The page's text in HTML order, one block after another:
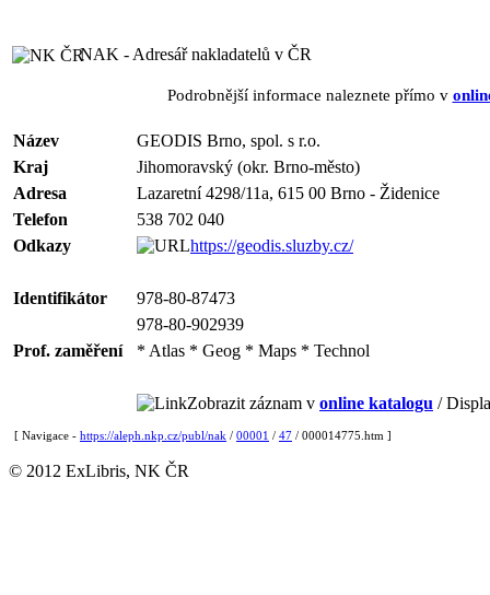
NAK - Adresář nakladatelů v ČR
Podrobnější informace naleznete přímo v
Název
GEODIS Brno, spol. s r.o.
Kraj
Jihomoravský (okr. Brno-město)
Adresa
Lazaretní 4298/11a, 615 00 Brno - Židenice
Telefon
538 702 040
Odkazy
https://geodis.sluzby.cz/
Identifikátor
978-80-87473
978-80-902939
Prof. zaměření
* Atlas * Geog * Maps * Technol
Zobrazit záznam v online katalogu /
[ Navigace - https://aleph.nkp.cz/publ/nak / 00001 / 47 / 000014775.htm ]
© 2012 ExLibris, NK ČR